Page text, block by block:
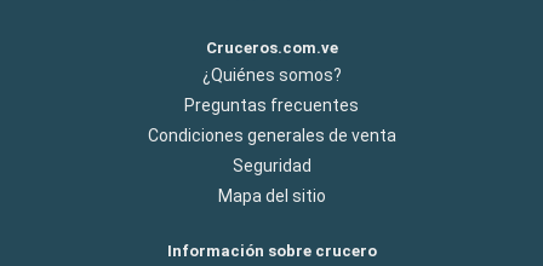
Cruceros.com.ve
¿Quiénes somos?
Preguntas frecuentes
Condiciones generales de venta
Seguridad
Mapa del sitio
Información sobre crucero